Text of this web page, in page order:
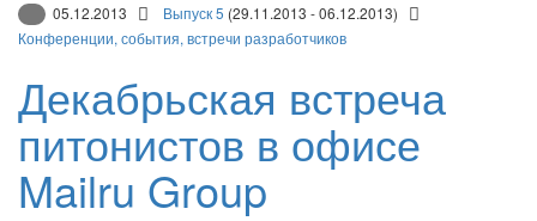
05.12.2013 Выпуск 5 (29.11.2013 - 06.12.2013)
Конференции, события, встречи разработчиков
Декабрьская встреча
питонистов в офисе
Mailru Group